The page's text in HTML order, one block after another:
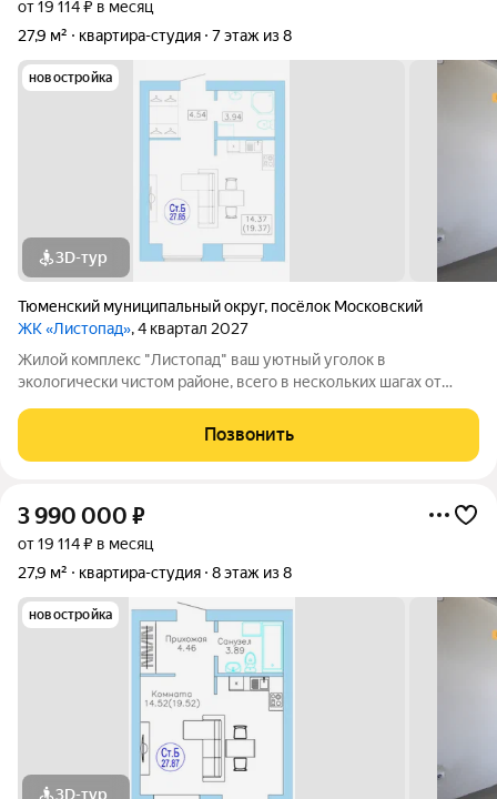
от 19 114 ₽ в месяц
27,9 м²
квартира-студия 7 этаж из 8
новостройка
3D-тур
Тюменский муниципальный округ, посёлок Московский
ЖК «Листопад», 4 квартал 2027
Жилой комплекс "Листопад" ваш уютный уголок в
экологически чистом районе, всего в нескольких шагах от
ждут просторные квартиры в настоящем кирпичном доме с
высокими потолками и большими
Позвонить
3 990 000 ₽
от 19 114 ₽ в месяц
27,9 м²
квартира-студия 8 этаж из 8
новостройка
3D-тур